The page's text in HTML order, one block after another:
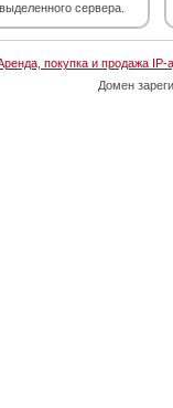
сервера.
покупка и продажа IP-
Домен